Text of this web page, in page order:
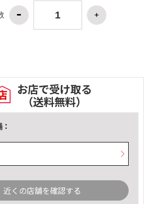
お店で受け取る
（送料無料）
近くの店舗を確認する